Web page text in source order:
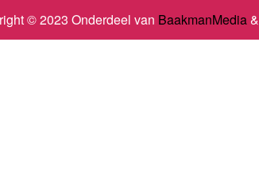
© 2023 Onderdeel van BaakmanMedia&